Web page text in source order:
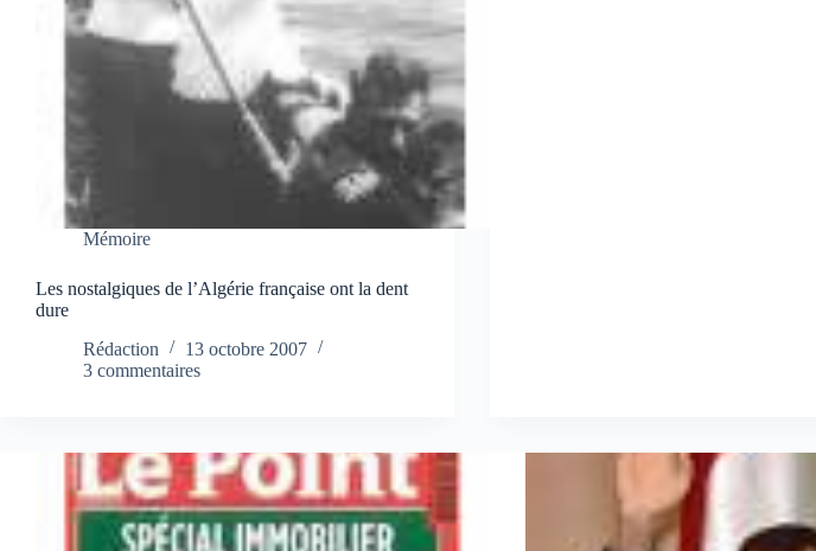
Mémoire
Les nostalgiques de l’Algérie française ont la dent
dure
Rédaction
13 octobre 2007
3 commentaires